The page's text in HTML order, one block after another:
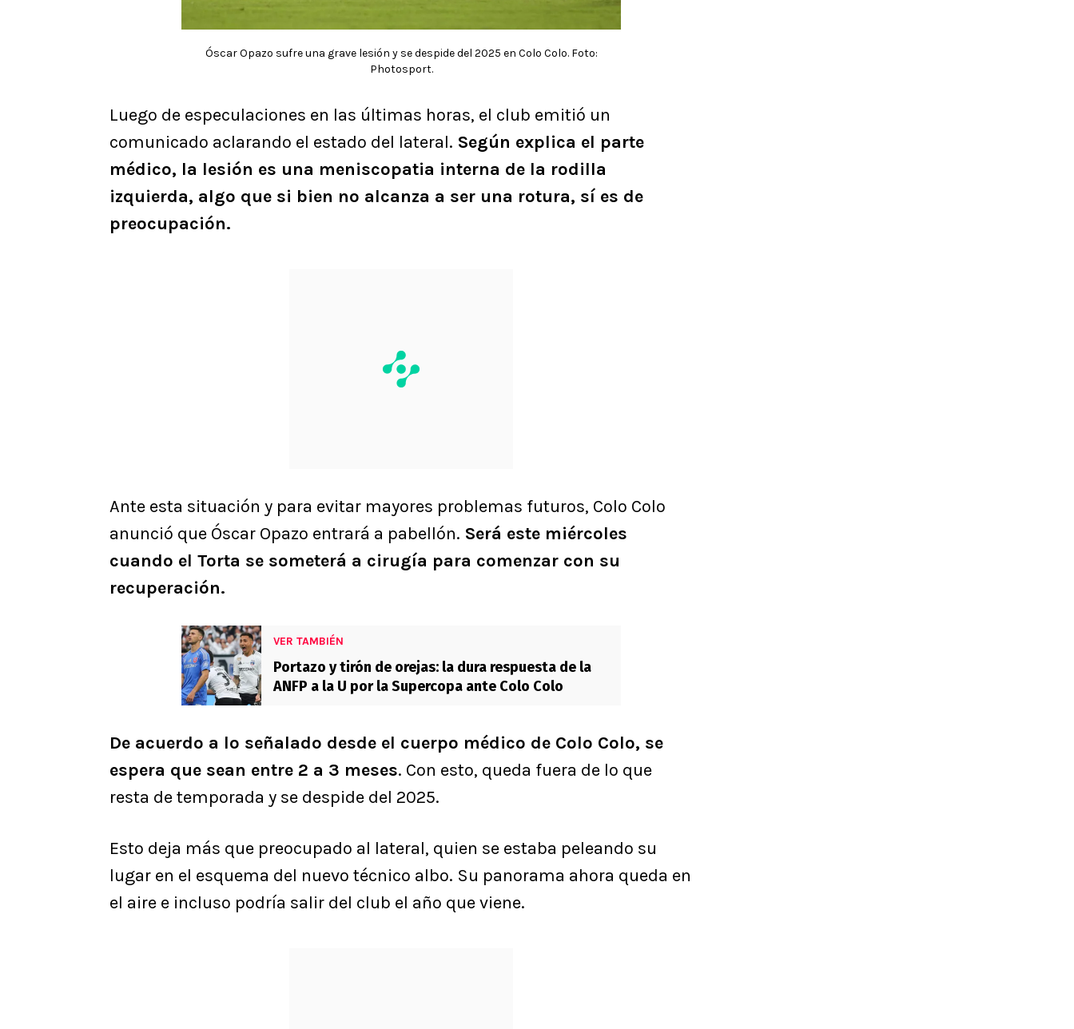
Óscar Opazo sufre una grave lesión y se despide del 2025 en Colo Colo. Foto:
Photosport.
Luego de especulaciones en las últimas horas, el club emitió un
comunicado aclarando el estado del lateral. Según explica el parte
médico, la lesión es una meniscopatia interna de la rodilla
izquierda, algo que si bien no alcanza a ser una rotura, sí es de
preocupación.
Ante esta situación y para evitar mayores problemas futuros, Colo Colo
anunció que Óscar Opazo entrará a pabellón. Será este miércoles
cuando el Torta se someterá a cirugía para comenzar con su
recuperación.
VER TAMBIÉN
Portazo y tirón de orejas: la dura respuesta de la
ANFP a la U por la Supercopa ante Colo Colo
De acuerdo a lo señalado desde el cuerpo médico de Colo Colo, se
espera que sean entre 2 a 3 meses. Con esto, queda fuera de lo que
resta de temporada y se despide del 2025.
Esto deja más que preocupado al lateral, quien se estaba peleando su
lugar en el esquema del nuevo técnico albo. Su panorama ahora queda en
el aire e incluso podría salir del club el año que viene.